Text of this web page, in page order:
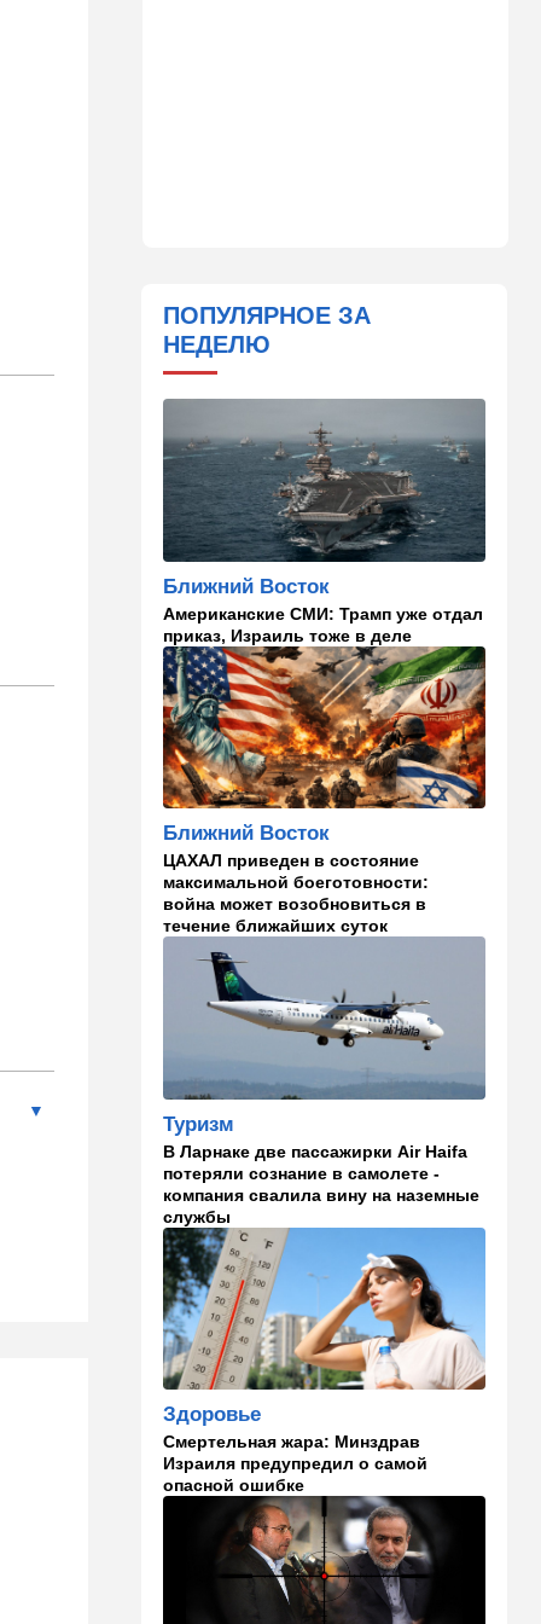
ресторане в Москве
15:00 Культура
сходить с детьми на
каникулах
14:49 Стиль жизни
Спор, которому нет конца:
кто умнее - кошки или
14:41 Ближний Восток
Россия и Китай усиливают
поддержку Ирана: война с
США меняет баланс сил
14:18 Мнения
"Это ваше туда-сюда
страшно раздражает"
14:06 Транспорт
Что изменилось в аэропорту
Бен-Гурион после войны:
новые правила,
безопасность и советы
пассажирам
13:58 Здоровье
Какие продукты помогают
что выяснили ученые
13:47 Ближний Восток
Турция все ближе подходит
к опасной черте в
отношениях с Израилем:
провокационное заявление
13:45 В мире
Помидоры научились
предупреждать соседей об
опасном вирусе
Что действительно помогает
пережить израильскую
жару, а что является мифом.
Разбираемся
Израиль
США суют Израилю палки в
колеса после гибели
военных в Ливане
ПОПУЛЯРНОЕ ЗА
НЕДЕЛЮ
Ближний Восток
Американские СМИ: Трамп уже отдал
приказ, Израиль тоже в деле
Ближний Восток
ЦАХАЛ приведен в состояние
максимальной боеготовности:
война может возобновиться в
течение ближайших суток
Туризм
В Ларнаке две пассажирки Air Haifa
потеряли сознание в самолете -
компания свалила вину на наземные
службы
Здоровье
Смертельная жара: Минздрав
Израиля предупредил о самой
опасной ошибке